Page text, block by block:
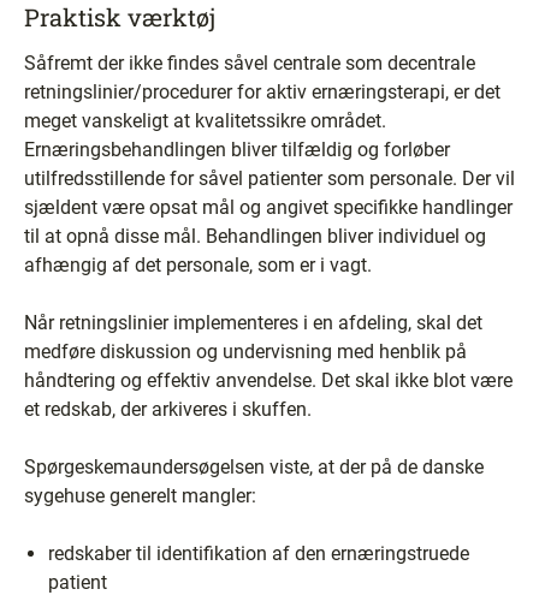
Praktisk værktøj
Såfremt der ikke findes såvel centrale som decentrale
retningslinier/procedurer for aktiv ernæringsterapi, er det
meget vanskeligt at kvalitetssikre området.
Ernæringsbehandlingen bliver tilfældig og forløber
utilfredsstillende for såvel patienter som personale. Der vil
sjældent være opsat mål og angivet specifikke handlinger
til at opnå disse mål. Behandlingen bliver individuel og
afhængig af det personale, som er i vagt.
Når retningslinier implementeres i en afdeling, skal det
medføre diskussion og undervisning med henblik på
håndtering og effektiv anvendelse. Det skal ikke blot være
et redskab, der arkiveres i skuffen.
Spørgeskemaundersøgelsen viste, at der på de danske
sygehuse generelt mangler:
redskaber til identifikation af den ernæringstruede
patient